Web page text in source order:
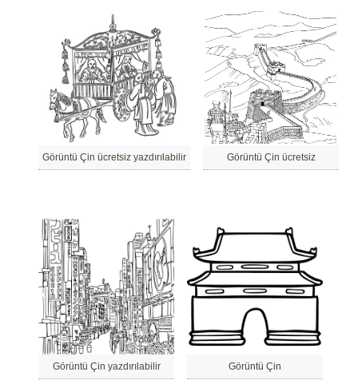
Görüntü Çin ücretsiz yazdırılabilir Görüntü Çin ücretsiz
Görüntü Çin yazdırılabilir Görüntü Çin